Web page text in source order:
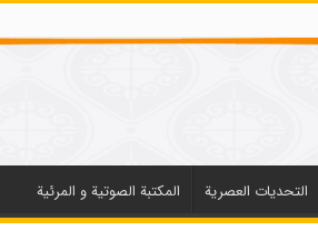
التحديات العصرية المكتبة الصوتية و المرئية